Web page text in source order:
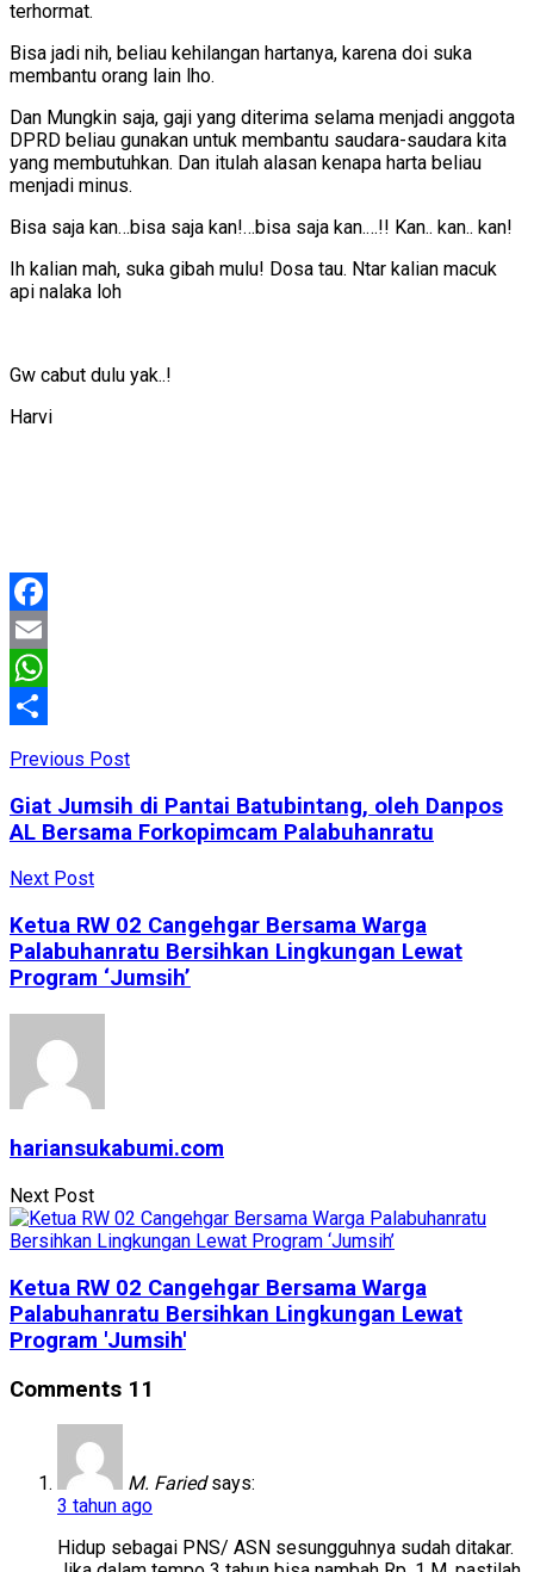
terhormat.
Bisa jadi nih, beliau kehilangan hartanya, karena doi suka
membantu orang lain lho.
Dan Mungkin saja, gaji yang diterima selama menjadi anggota
DPRD beliau gunakan untuk membantu saudara-saudara kita
yang membutuhkan. Dan itulah alasan kenapa harta beliau
menjadi minus.
Bisa saja kan…bisa saja kan!…bisa saja kan.…!! Kan.. kan.. kan!
Ih kalian mah, suka gibah mulu! Dosa tau. Ntar kalian macuk
api nalaka loh
Gw cabut dulu yak..!
Harvi
Facebook
Email
WhatsApp
Previous Post
Giat Jumsih di Pantai Batubintang, oleh Danpos
AL Bersama Forkopimcam Palabuhanratu
Next Post
Ketua RW 02 Cangehgar Bersama Warga
Palabuhanratu Bersihkan Lingkungan Lewat
Program ‘Jumsih’
hariansukabumi.com
Next Post
Ketua RW 02 Cangehgar Bersama Warga
Palabuhanratu Bersihkan Lingkungan Lewat
Program 'Jumsih'
Comments 11
M. Faried says:
3 tahun ago
Hidup sebagai PNS/ ASN sesungguhnya sudah ditakar.